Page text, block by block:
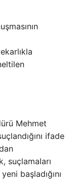
Mehmet
ifade
suçlamaları
başladığını